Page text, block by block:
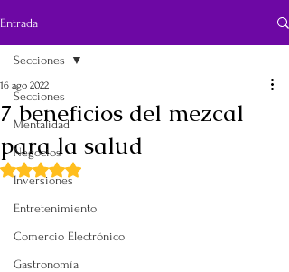
Entrada
Secciones
Mentalidad
Negocios
Inversiones
Entretenimiento
Comercio Electrónico
Gastronomía
Secciones
7 beneficios del mezcal
para la salud
16 ago 2022
Obtuvo NaN de 5 estrellas.